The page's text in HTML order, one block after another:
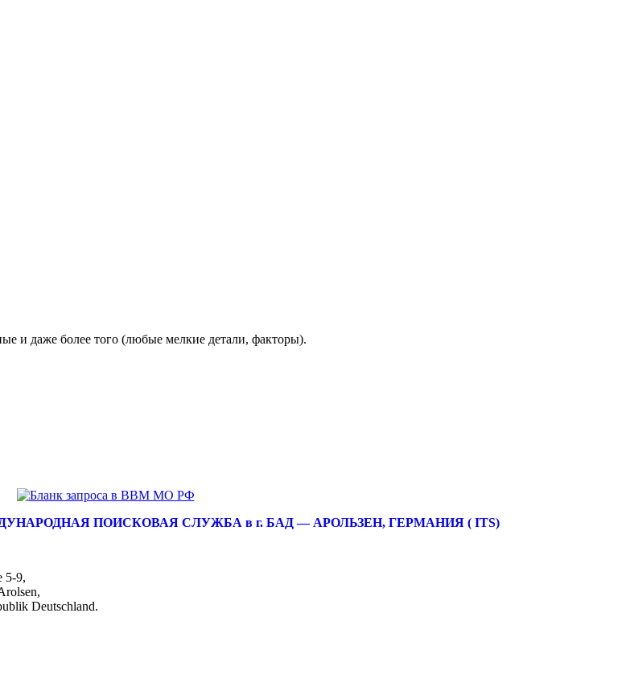
и даже более того (любые мелкие детали, факторы).
ПОИСКОВАЯ СЛУЖБА в г. БАД — АРОЛЬЗЕН, ГЕРМАНИЯ ( ITS)
5-9,
Deutschland.